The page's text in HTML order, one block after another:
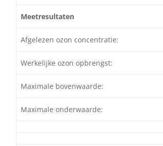
Meetresultaten
Afgelezen ozon concentratie:
Werkelijke ozon opbrengst:
Maximale bovenwaarde:
Maximale onderwaarde: